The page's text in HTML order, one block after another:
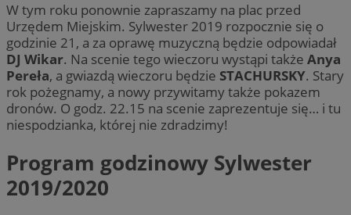
W tym roku ponownie zapraszamy na plac przed
Urzędem Miejskim. Sylwester 2019 rozpocznie się o
godzinie 21, a za oprawę muzyczną będzie odpowiadał
DJ Wikar. Na scenie tego wieczoru wystąpi także Anya
Pereła, a gwiazdą wieczoru będzie STACHURSKY. Stary
rok pożegnamy, a nowy przywitamy także pokazem
dronów. O godz. 22.15 na scenie zaprezentuje się… i tu
niespodzianka, której nie zdradzimy!
Program godzinowy Sylwester
2019/2020